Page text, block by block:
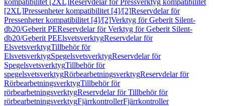
kompatibilitet [2XL]Reservdelar för Pressverktyg kompatibilitet
[2XL]Pressenheter kompatibilitet [4]/[2]Reservdelar för
Pressenheter kompatibilitet [4]/[2]Verktyg för Geberit Silent-
db20/Geberit PEReservdelar för Verktyg för Geberit Silent-
db20/Geberit PEElsvetsverktygReservdelar för
ElsvetsverktygTillbehör för
ElsvetsverktygSpegelsvetsverktygReservdelar för
SpegelsvetsverktygTillbehör för
spegelsvetsverktygRörbearbetningsverktygReservdelar för
RörbearbetningsverktygTillbehör för
rörbearbetningsverktygReservdelar för Tillbehör för
rörbearbetningsverktygFjärrkontrollerFjärrkontroller